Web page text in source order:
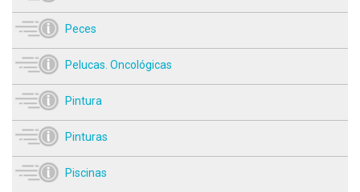
Peces
Pelucas. Oncológicas
Pintura
Pinturas
Piscinas